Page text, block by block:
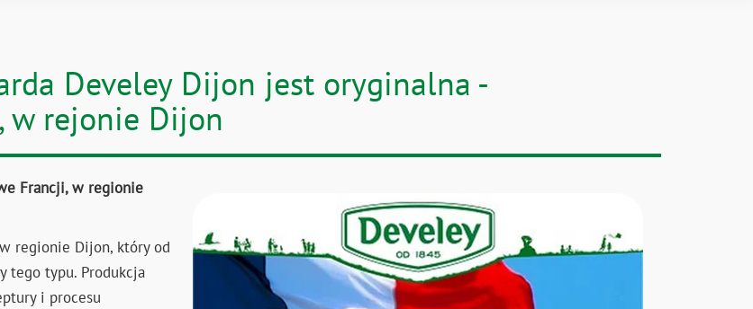
Develey Dijon jest oryginalna -
w rejonie Dijon
Francji, w regionie
regionie Dijon, który od
tego typu. Produkcja
i procesu